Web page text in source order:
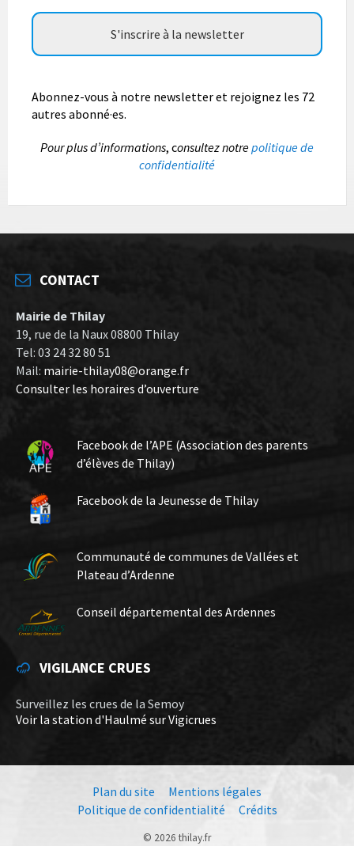
Abonnez-vous à notre newsletter et rejoignez les 72
autres abonné·es.
Pour plus d’informations, consultez notrepolitique de
confidentialité
CONTACT
Mairie de Thilay
19, rue de la Naux 08800 Thilay
Tel: 03 24 32 80 51
Mail: mairie-thilay08@orange.fr
Consulter les horaires d’ouverture
Facebook de l’APE (Association des parents
d’élèves de Thilay)
Facebook de la Jeunesse de Thilay
Communauté de communes de Vallées et
Plateau d’Ardenne
Conseil départemental des Ardennes
VIGILANCE CRUES
Surveillez les crues de la Semoy
Voir la station d'Haulmé sur Vigicrues
Plan du site
Mentions légales
Politique de confidentialité
Crédits
© 2026 thilay.fr